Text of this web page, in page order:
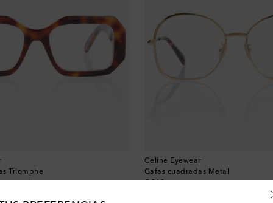
Triomphe
Celine Eyewear
Gafas cuadradas Metal
original price